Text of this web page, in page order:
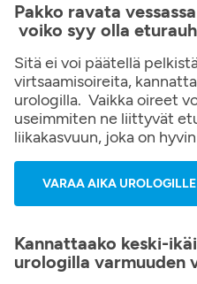
Pakko ravata
voiko syy olla
Sitä ei voi päätellä
virtsaamisoireita,
urologilla. Vaikka oireet
useimmiten ne liittyvät
liikakasvuun, joka on
VARAA AIKA UROLOGILLE
Kannattaako keski-
urologilla varmuuden